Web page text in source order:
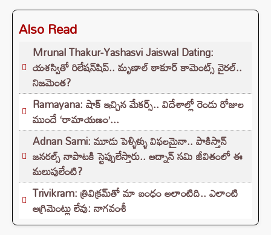
Also Read
Mrunal Thakur-Yashasvi Jaiswal Dating:
యశస్వితో రిలేషన్‌షిప్.. మృణాల్ ఠాకూర్ కామెంట్స్ వైరల్..
నిజమెంత?
Ramayana: షాక్ ఇచ్చిన మేకర్స్.. విదేశాల్లో రెండు రోజుల
ముందే ‘రామాయణం’...
Adnan Sami: మూడు పెళ్ళిళ్ళు విఫలమైనా.. పాకిస్తాన్
జనరల్స్ నాపాటకి స్టెప్పులేస్తారు.. అద్నాన్ సమి జీవితంలో ఈ
మలుపులేంటి?
Trivikram: త్రివిక్రమ్‌తో మా బంధం అలాంటిది.. ఎలాంటి
అగ్రిమెంట్లు లేవు: నాగవంశీ